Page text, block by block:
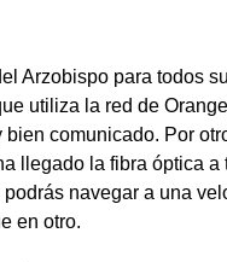
Arzobispo para todos
utiliza la red de
comunicado. Por
llegado la fibra óptica
navegar a una
en otro.